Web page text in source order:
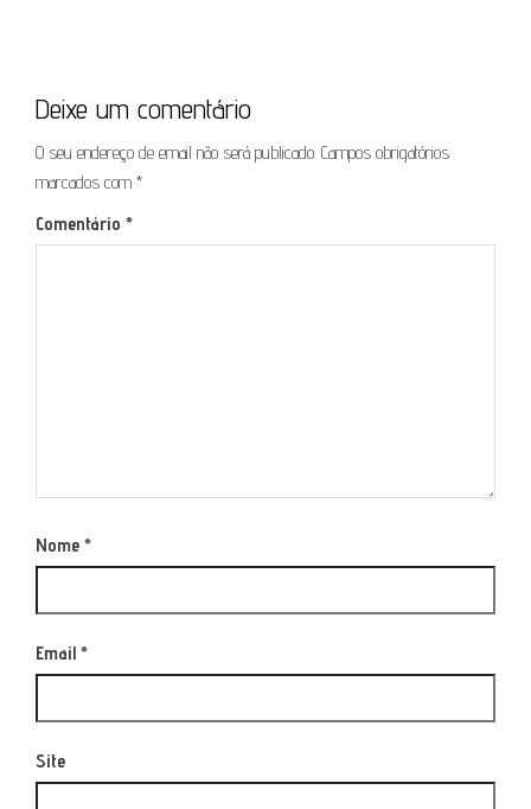
Deixe um comentário
O seu endereço de email não será publicado. Campos obrigatórios
marcados com *
Comentário *
Nome *
Email *
Site